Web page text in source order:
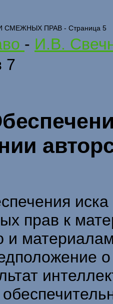
СМЕЖНЫХ ПРАВ - Страница 5
- И.В.
7
прав к
и